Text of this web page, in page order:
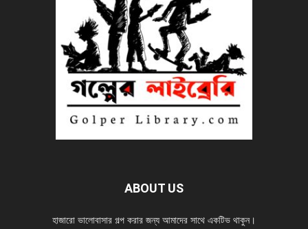
ABOUT US
হাজারো ভালোবাসার গল্প করার জন্য আমাদের সাথে একটিভ থাকুন।